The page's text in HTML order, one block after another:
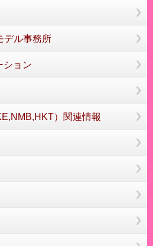
デル事務所
ション
）関連情報